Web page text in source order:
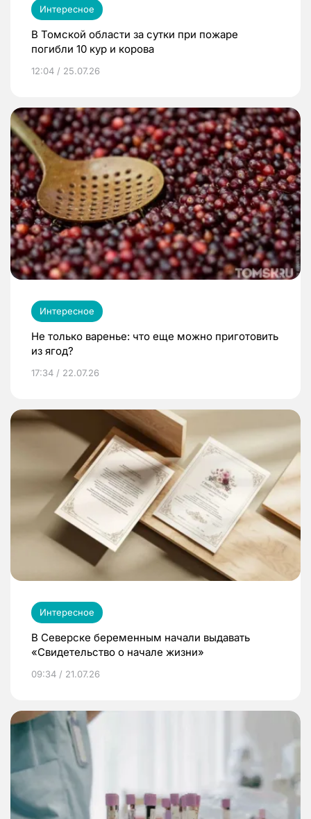
Интересное
В Томской области за сутки при пожаре
погибли 10 кур и корова
12:04 / 25.07.26
Интересное
Не только варенье: что еще можно приготовить
из ягод?
17:34 / 22.07.26
Интересное
В Северске беременным начали выдавать
«Свидетельство о начале жизни»
09:34 / 21.07.26